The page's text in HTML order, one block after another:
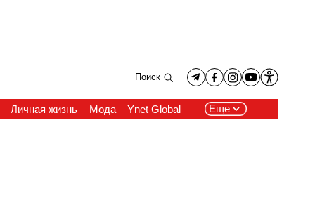
Поиск
Личная жизнь Мода Ynet Global Еще